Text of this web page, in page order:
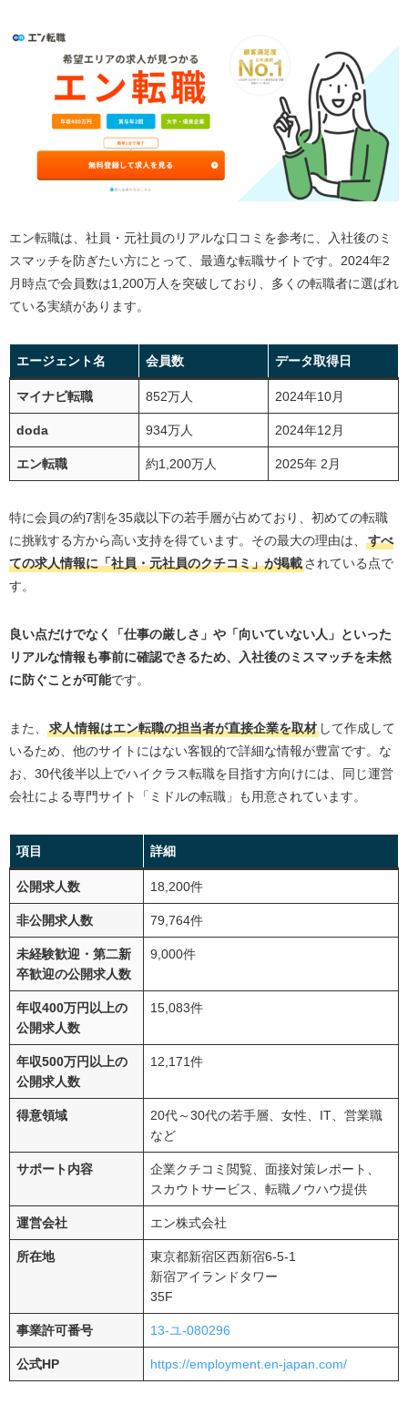
掲載企業のより詳しい情報を把握できるから、応募
前にミスマッチを防げる
アプリやサイトが使いやすいから、スキマ時間で効
率的に求人検索・応募ができる
高年収求人が多いから、年収アップを実現しやすい
掲載企業に大手が多いから、安定した環境で働くチ
ャンスが広がる
動ができる
エン転職の悪い評判や口コミ
スカウトメールの質が悪い
履歴書や職務経歴書の添削サポートがない
「エン転職はヤバい」と言われる理由は？口コミや背景
から検証
エン転職のスカウトの種類
スカウトサービスを最大限に活用する3つのコツ
エン転職の求人数【独自調査】
公開求人だけでも約1.8万件（2026年8月7日時点）と
豊富
年収400万円以上が15,083件、年収500万円以上が12,
171件とミドル層のキャリアアップも◎
大手・上場企業求人が約1,200件
エン転職の利用が向いている人の特徴
転職活動を自分のペースで進めたい方
将来転職しようと考えている人
詳細な企業情報を知りたい方
エン転職の登録方法から内定までの流れ
会員登録
求人を探す
書類の作成・応募
面接準備
内定・入社
エン転職と併用したい転職サイト・転職エージェント3選
ビズリーチ
マイナビ転職エージェント
リクルートエージェント
エン転職に関するよくある質問
エン転職の退会方法は？
エン転職のシークレットスカウト（プライベートオ
ファー・ターゲットオファー）って何？
エン転職は第二新卒でも利用できますか？
エン転職の利用料金は？
エン転職に登録すると在籍企業に転職活動がバレ
る？
エン転職はフリーターでも利用できますか？
エン転職の評判は良い｜上手く活用して転職を成功させ
エン転職は、社員・元社員のリアルな口コミを参考に、入社後のミ
スマッチを防ぎたい方にとって、最適な転職サイトです。2024年2
月時点で会員数は1,200万人を突破しており、多くの転職者に選ばれ
ている実績があります。
エージェント名 会員数 データ取得日
マイナビ転職 852万人 2024年10月
doda 934万人 2024年12月
エン転職 約1,200万人 2025年 2月
特に会員の約7割を35歳以下の若手層が占めており、初めての転職
に挑戦する方から高い支持を得ています。その最大の理由は、
すべ
ての求人情報に「社員・元社員のクチコミ」が掲載されている点で
す。
良い点だけでなく「仕事の厳しさ」や「向いていない人」といった
リアルな情報も事前に確認できるため、入社後のミスマッチを未然
に防ぐことが可能です。
また、 求人情報はエン転職の担当者が直接企業を取材して作成して
いるため、他のサイトにはない客観的で詳細な情報が豊富です。な
お、30代後半以上でハイクラス転職を目指す方向けには、同じ運営
会社による専門サイト「ミドルの転職」も用意されています。
項目 詳細
公開求人数 18,200件
非公開求人数 79,764件
未経験歓迎・第二新
卒歓迎の公開求人数
9,000件
年収400万円以上の
公開求人数
15,083件
年収500万円以上の
公開求人数
12,171件
得意領域
20代～30代の若手層、女性、IT、営業職
など
サポート内容
企業クチコミ閲覧、面接対策レポート、
スカウトサービス、転職ノウハウ提供
運営会社 エン株式会社
所在地
東京都新宿区西新宿6-5-1
新宿アイランドタワー
35F
事業許可番号 13-ユ-080296
公式HP https://employment.en-japan.com/